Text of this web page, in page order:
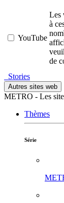
YouTube
Les
à
de
Stories
Autres sites web
METRO - Les
Thèmes
Série